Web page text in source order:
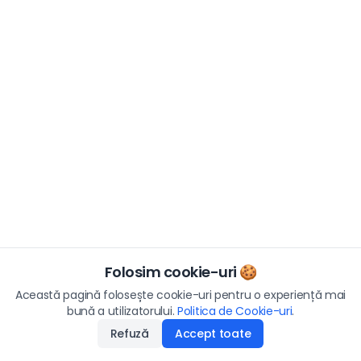
Folosim cookie-uri 🍪
Această pagină folosește cookie-uri pentru o experiență mai
bună a utilizatorului. Politica de Cookie-uri.
Refuză
Accept toate